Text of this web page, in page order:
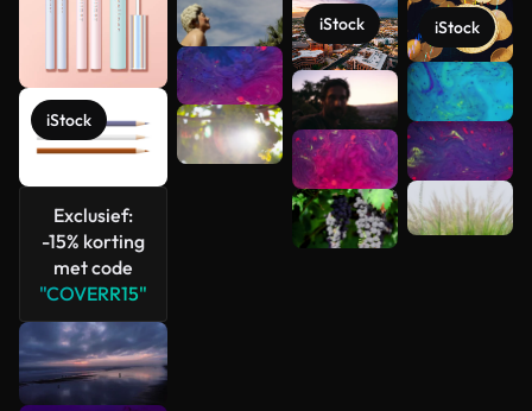
iStock
Exclusief:
-15% korting
met code
"COVERR15"
iStock iStock
Meer
bekijken